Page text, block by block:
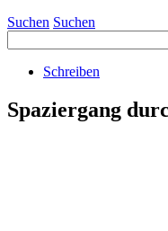
Suchen Suchen
nach:
Schreiben
Spaziergang